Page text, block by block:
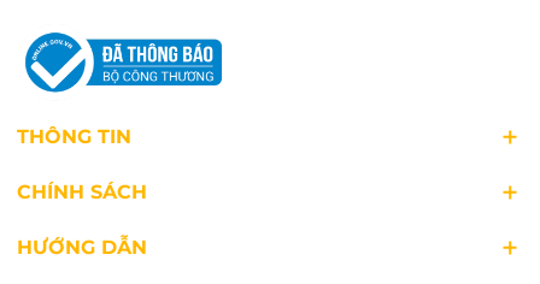
Theo nghiên cứu của hãng, chế độ POWERFUL
hỗ trợ làm mát nhanh hơn tới 18% so với chế độ
THÔNG TIN
CHÍNH SÁCH
HƯỚNG DẪN